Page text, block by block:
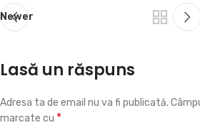
Newer
Lasă un răspuns
Adresa ta de email nu va fi publicată.
marcate cu *